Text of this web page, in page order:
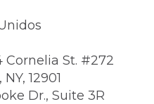
Cornelia St. #272
12901
Dr., Suite 3R